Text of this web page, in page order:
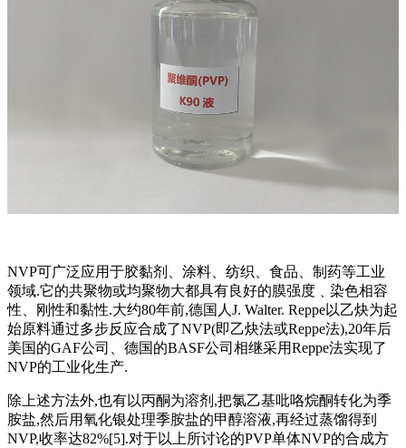
NVP可广泛应用于胶黏剂、涂料、纺织、食品、制药等工业
领域.它的共聚物或均聚物大都具有良好的膜强度﹑染色相容
性、刚性和黏性.大约80年前,德国人J. Walter. Reppe以乙炔为起
始原料通过多步反应合成了NVP(即乙炔法或Reppe法),20年后
美国的GAF公司、德国的BASF公司相继采用Reppe法实现了
NVP的工业化生产.
除上述方法外,也有以丙酮为溶剂,把氯乙基吡咯烷酮转化为季
胺盐,然后用氧化银处理季胺盐的甲醇溶液,再经过蒸馏得到
NVP,收率达82%[5].对于以上所讨论的PVP单体NVP的合成方